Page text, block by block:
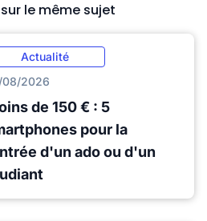
le même sujet
Actualité
08/2026
de 150 € : 5
pour la
d'un ado ou d'un